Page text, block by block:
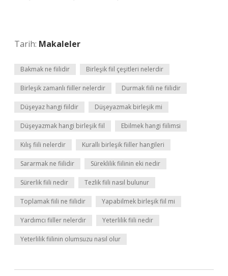
Tarih: Makaleler
Bakmak ne fiilidir Birleşik fiil çeşitleri nelerdir
Birleşik zamanlı fiiller nelerdir Durmak fiili ne fiilidir
Düşeyaz hangi fiildir Düşeyazmak birleşik mi
Düşeyazmak hangi birleşik fiil Ebilmek hangi fiilimsi
Kılış fiili nelerdir Kurallı birleşik fiiller hangileri
Sararmak ne fiilidir Süreklilik fiilinin eki nedir
Sürerlik fiili nedir Tezlik fiili nasıl bulunur
Toplamak fiili ne fiilidir Yapabilmek birleşik fiil mi
Yardımcı fiiller nelerdir Yeterlilik fiili nedir
Yeterlilik fiilinin olumsuzu nasıl olur